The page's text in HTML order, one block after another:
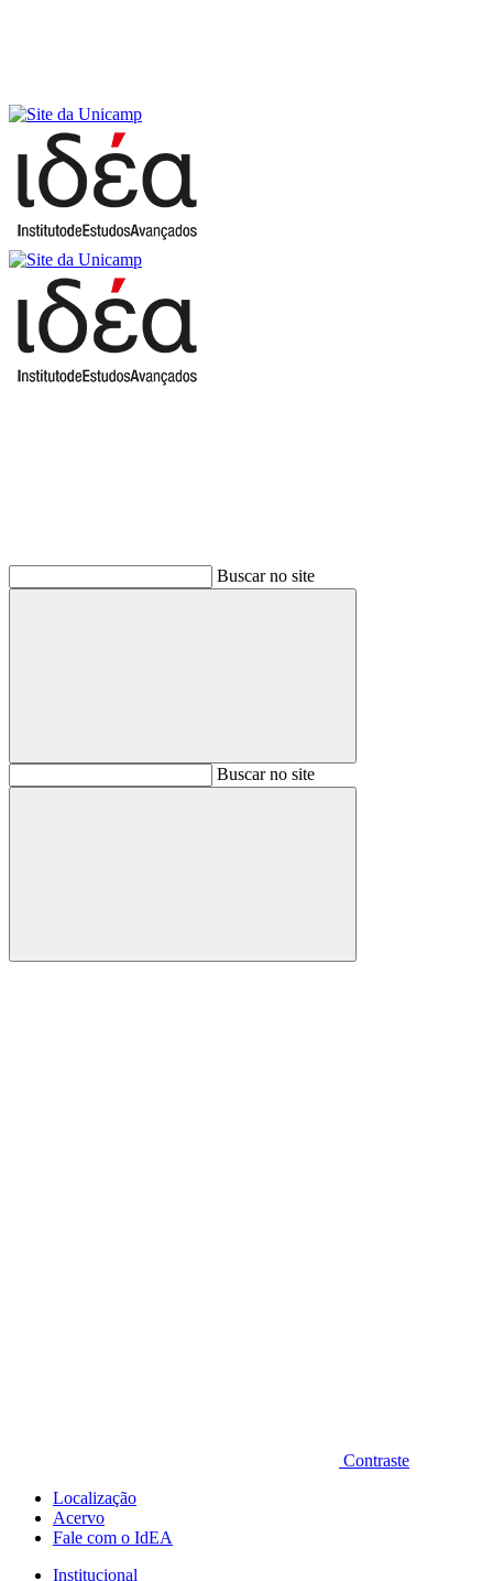
Buscar no site
BuscarBuscar no site
Buscar
Contraste
Localização
Acervo
Fale com o IdEA
Institucional